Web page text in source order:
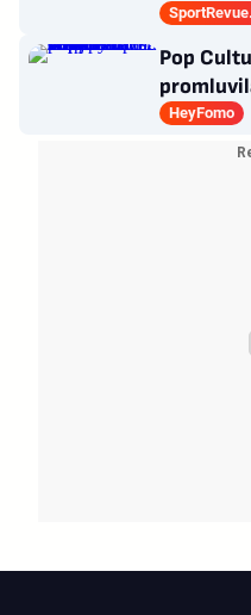
Všichni
poražení
Pop
HeyFomo